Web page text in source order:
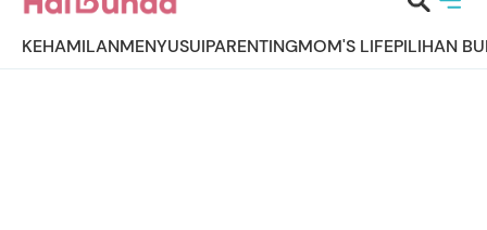
KEHAMILANMENYUSUIPARENTINGMOM'S LIFEPILIHAN